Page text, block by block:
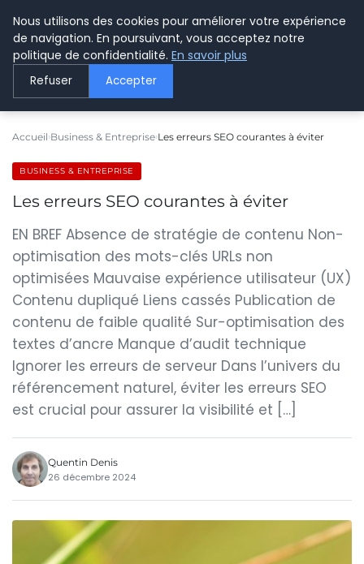
LE WEBMARKETING
Accueil Business & Entreprise Les erreurs SEO courantes à éviter
BUSINESS & ENTREPRISE
Les erreurs SEO courantes à éviter
EN BREF Absence de stratégie de contenu Non-
optimisation des mots-clés URLs non
optimisées Mauvaise expérience utilisateur (UX)
Contenu dupliqué Liens cassés Publication de
contenu de faible qualité Sur-optimisation des
textes d’ancre Manque d’audit technique
Ignorer les erreurs de serveur Dans l’univers du
référencement naturel, éviter les erreurs SEO
est crucial pour assurer la visibilité et […]
Quentin Denis
26 décembre 2024
Nous utilisons des cookies pour améliorer votre expérience
de navigation. En poursuivant, vous acceptez notre
politique de confidentialité. En savoir plus
Refuser Accepter